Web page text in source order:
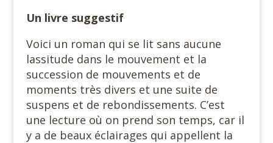
Un livre suggestif
Voici un roman qui se lit sans aucune
lassitude dans le mouvement et la
succession de mouvements et de
moments très divers et une suite de
suspens et de rebondissements. C’est
une lecture où on prend son temps, car il
y a de beaux éclairages qui appellent la